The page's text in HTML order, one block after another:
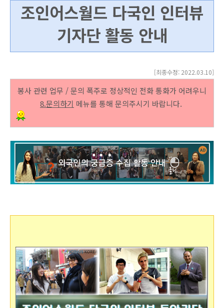
조인어스월드 다국인 인터뷰
기자단 활동 안내
[최종수정: 2022.03.10]
봉사 관련 업무 / 문의 폭주로 정상적인 전화 통화가 어려우니
8.문의하기 메뉴를 통해 문의주시기 바랍니다.